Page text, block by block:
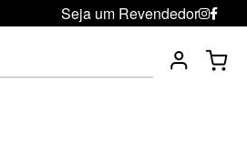
Seja um Revendedor